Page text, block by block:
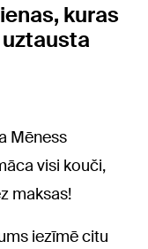
kuras
Mēness
visi kouči,
maksas!
iezīmē citu